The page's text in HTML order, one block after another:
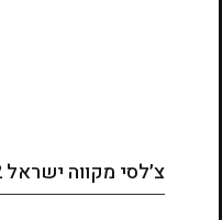
צ׳לסי מקווה ישראל 22, תל אביב. 03-6549940